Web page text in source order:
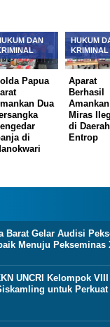
DAN
Papua
Dua
di
HUKUM
KRIMINAL
Aparat
Berhasil
Miras
di Daerah
Entrop
Barat Gelar Audisi
Menuju
UNCRI Kelompok
untuk